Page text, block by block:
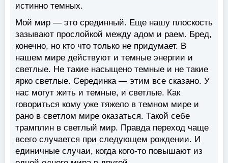
истинно темных.
Мой мир — это срединный. Еще нашу плоскость
зазывают прослойкой между адом и раем. Бред,
конечно, но кто что только не придумает. В
нашем мире действуют и темные энергии и
светлые. Не такие насыщено темные и не такие
ярко светлые. Серединка — этим все сказано. У
нас могут жить и темные, и светлые. Как
говориться кому уже тяжело в темном мире и
рано в светлом мире оказаться. Такой себе
трамплин в светлый мир. Правда переход чаще
всего случается при следующем рождении. И
единичные случаи, когда кого-то повышают из